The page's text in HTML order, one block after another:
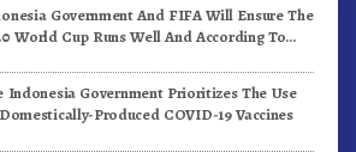
Government And FIFA Will Ensure The
World Cup Runs Well And According To
Indonesia Government Prioritizes The Use
Produced COVID-19 Vaccines